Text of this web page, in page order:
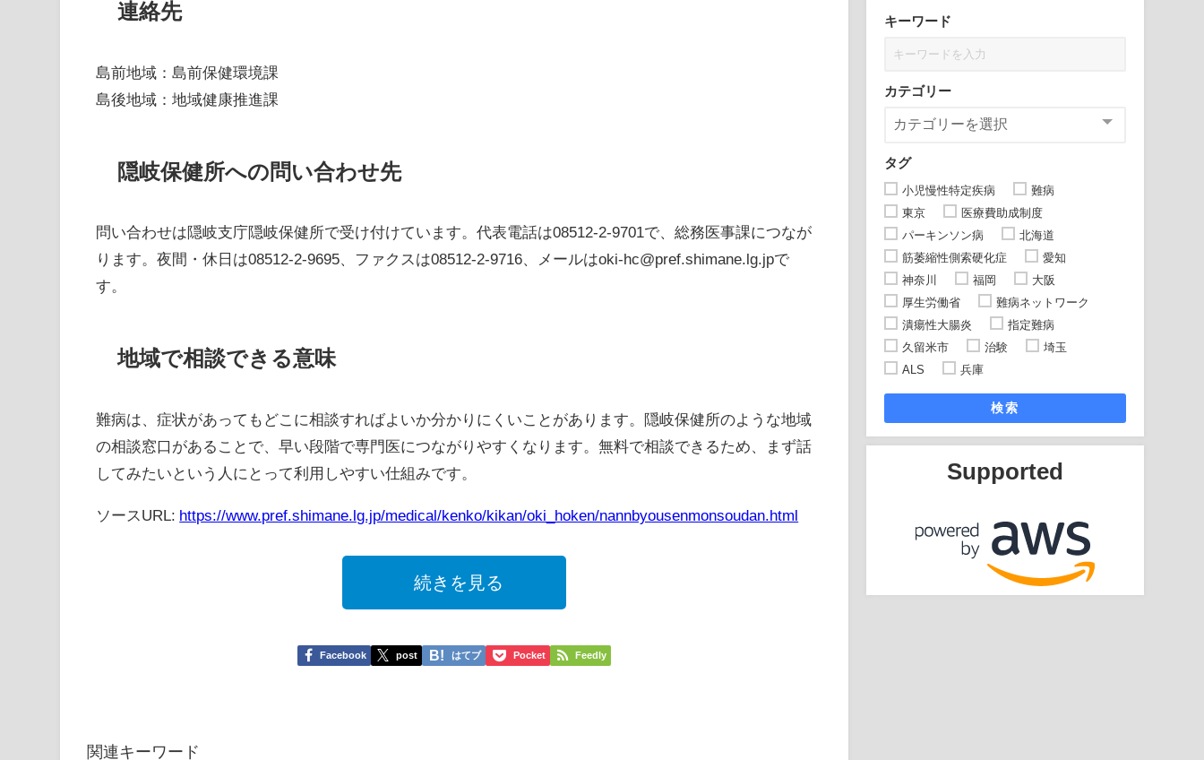
連絡先
島前地域：島前保健環境課
島後地域：地域健康推進課
隠岐保健所への問い合わせ先
問い合わせは隠岐支庁隠岐保健所で受け付けています。代表電話は08512-2-9701で、総務医事課につなが
ります。夜間・休日は08512-2-9695、ファクスは08512-2-9716、メールはoki-hc@pref.shimane.lg.jpで
す。
地域で相談できる意味
難病は、症状があってもどこに相談すればよいか分かりにくいことがあります。隠岐保健所のような地域
の相談窓口があることで、早い段階で専門医につながりやすくなります。無料で相談できるため、まず話
してみたいという人にとって利用しやすい仕組みです。
ソースURL: https://www.pref.shimane.lg.jp/medical/kenko/kikan/oki_hoken/nannbyousenmonsoudan.html
続きを見る
Facebook post はてブ Pocket Feedly
関連キーワード
キーワード
カテゴリー
タグ
小児慢性特定疾病
難病
東京
医療費助成制度
パーキンソン病
北海道
筋萎縮性側索硬化症
愛知
神奈川
福岡
大阪
厚生労働省
難病ネットワーク
潰瘍性大腸炎
指定難病
久留米市
治験
埼玉
ALS
兵庫
検索
Supported